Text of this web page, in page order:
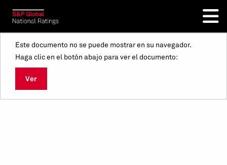
Este documento no se puede mostrar en su navegador.
Haga clic en el botón abajo para ver el documento:
Ver